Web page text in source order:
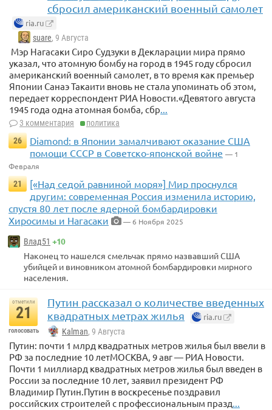
сбросил американский военный самолет
ria.ru
suare, 9 Августа
Мэр Нагасаки Сиро Судзуки в Декларации мира прямо
указал, что атомную бомбу на город в 1945 году сбросил
американский военный самолет, в то время как премьер
Японии Санаэ Такаити вновь не стала упоминать об этом,
передает корреспондент РИА Новости.«Девятого августа
1945 года одна атомная бомба, сбр...
3 комментария
политика
26
Diamond: в Японии замалчивают оказание США
помощи СССР в Советско-японской войне — 1
Февраля
21
[«Над седой равниной моря»] Мир проснулся
другим: современная Россия изменила историю,
спустя 80 лет после ядерной бомбардировки
Хиросимы и Нагасаки
— 6 Ноября 2025
Влад51 +10
Наконец то нашелся смельчак прямо назвавший США
убийцей и виновником атомной бомбардировки мирного
населения.
отметили
21
голосовать
Путин рассказал о количестве введенных
квадратных метрах жилья
ria.ru
Kalman, 9 Августа
Путин: почти 1 млрд квадратных метров жилья был ввели в
РФ за последние 10 летМОСКВА, 9 авг — РИА Новости.
Почти 1 миллиард квадратных метров жилья был введен в
России за последние 10 лет, заявил президент РФ
Владимир Путин.Путин в воскресенье поздравил
российских строителей с профессиональным празд...